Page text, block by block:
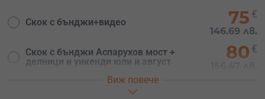
Скок с бънджи+видео 75 €
146.69 лв.
Скок с бънджи Аспарухов мост +
делници и уикенди юли и август
80 €
Скок с бънджи Аспарухов мост +
видео, + делници и уикенди - юли и
Виж повече